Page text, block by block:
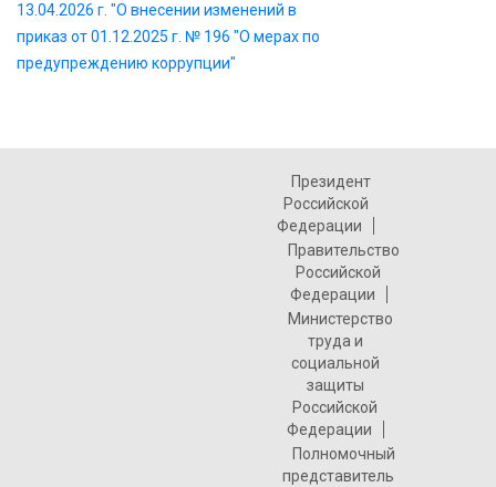
13.04.2026 г. "О внесении изменений в
приказ от 01.12.2025 г. № 196 "О мерах по
предупреждению коррупции"
Президент
Российской
Федерации
Правительство
Российской
Федерации
Министерство
труда и
социальной
защиты
Российской
Федерации
Полномочный
представитель